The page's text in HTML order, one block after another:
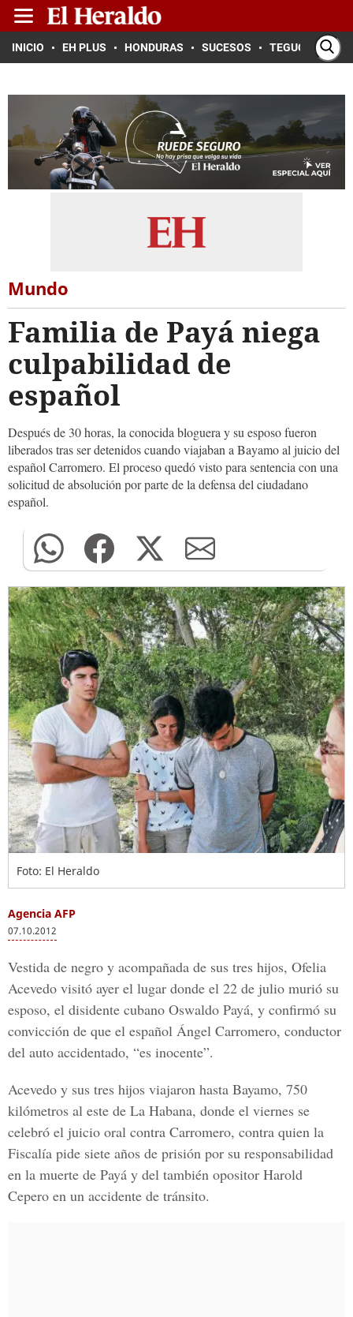
INICIO EH PLUS HONDURAS SUCESOS TEGUCIGALPA
Mundo
Familia de Payá niega
culpabilidad de
español
Después de 30 horas, la conocida bloguera y su esposo fueron
liberados tras ser detenidos cuando viajaban a Bayamo al juicio del
español Carromero. El proceso quedó visto para sentencia con una
solicitud de absolución por parte de la defensa del ciudadano
español.
Foto: El Heraldo
Agencia AFP
07.10.2012
Vestida de negro y acompañada de sus tres hijos, Ofelia
Acevedo visitó ayer el lugar donde el 22 de julio murió su
esposo, el disidente cubano Oswaldo Payá, y confirmó su
convicción de que el español Ángel Carromero, conductor
del auto accidentado, “es inocente”.
Acevedo y sus tres hijos viajaron hasta Bayamo, 750
kilómetros al este de La Habana, donde el viernes se
celebró el juicio oral contra Carromero, contra quien la
Fiscalía pide siete años de prisión por su responsabilidad
en la muerte de Payá y del también opositor Harold
Cepero en un accidente de tránsito.